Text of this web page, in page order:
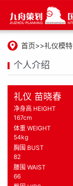
首页 礼仪模特
个人介绍
礼仪 苗晓春
净身高 HEIGHT
167cm
体重 WEIGHT
54kg
胸围 BUST
82
腰围 WAIST
66